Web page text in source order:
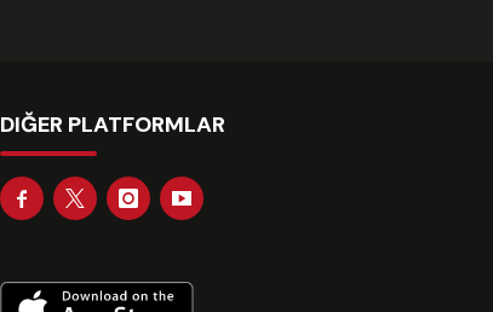
DIĞER PLATFORMLAR